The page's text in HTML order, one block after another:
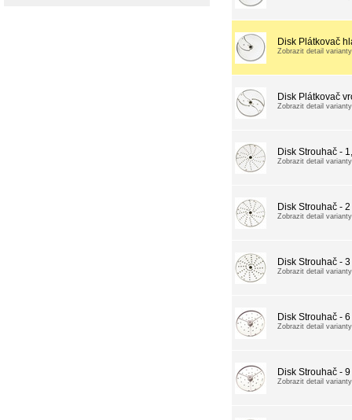
Disk Plátkovač
Zobrazit detail varianty
Disk Plátkovač
Zobrazit detail varianty
Disk Strouhač -
Zobrazit detail varianty
Disk Strouhač - 2
Zobrazit detail varianty
Disk Strouhač - 3
Zobrazit detail varianty
Disk Strouhač - 6
Zobrazit detail varianty
Disk Strouhač - 9
Zobrazit detail varianty